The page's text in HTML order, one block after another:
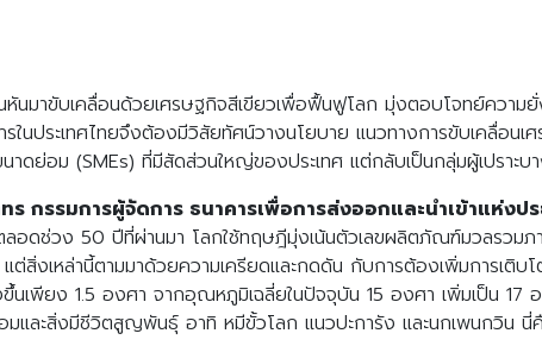
หันมาขับเคลื่อนด้วยเศรษฐกิจสีเขียวเพื่อฟื้นฟูโลก มุ่งตอบโจทย์ควา
รในประเทศไทยจึงต้องมีวิสัยทัศน์วางนโยบาย แนวทางการขับเคลื่อน
าดย่อม (SMEs) ที่มีสัดส่วนใหญ่ของประเทศ แต่กลับเป็นกลุ่มผู้เปราะ
ร กรรมการผู้จัดการ ธนาคารเพื่อการส่งออกและนำเข้าแห่งป
อดช่วง 50 ปีที่ผ่านมา โลกใช้ทฤษฎีมุ่งเน้นตัวเลขผลิตภัณฑ์มวลรวมภ
ต่สิ่งเหล่านี้ตามมาด้วยความเครียดและกดดัน กับการต้องเพิ่มการเติ
พียง 1.5 องศา จากอุณหภูมิเฉลี่ยในปัจจุบัน 15 องศา เพิ่มเป็น 17
มและสิ่งมีชีวิตสูญพันธ์ุ อาทิ หมีขั้วโลก แนวปะการัง และนกเพนกวิน